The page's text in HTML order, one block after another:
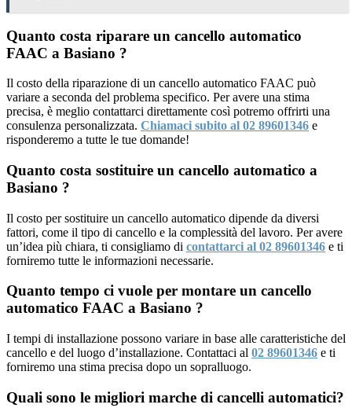
Quanto costa riparare un cancello automatico
FAAC a Basiano ?
Il costo della riparazione di un cancello automatico FAAC può
variare a seconda del problema specifico. Per avere una stima
precisa, è meglio contattarci direttamente così potremo offrirti una
consulenza personalizzata. Chiamaci subito al 02 89601346 e
risponderemo a tutte le tue domande!
Quanto costa sostituire un cancello automatico a
Basiano ?
Il costo per sostituire un cancello automatico dipende da diversi
fattori, come il tipo di cancello e la complessità del lavoro. Per avere
un’idea più chiara, ti consigliamo di contattarci al 02 89601346 e ti
forniremo tutte le informazioni necessarie.
Quanto tempo ci vuole per montare un cancello
automatico FAAC a Basiano ?
I tempi di installazione possono variare in base alle caratteristiche del
cancello e del luogo d’installazione. Contattaci al 02 89601346 e ti
forniremo una stima precisa dopo un sopralluogo.
Quali sono le migliori marche di cancelli automatici?